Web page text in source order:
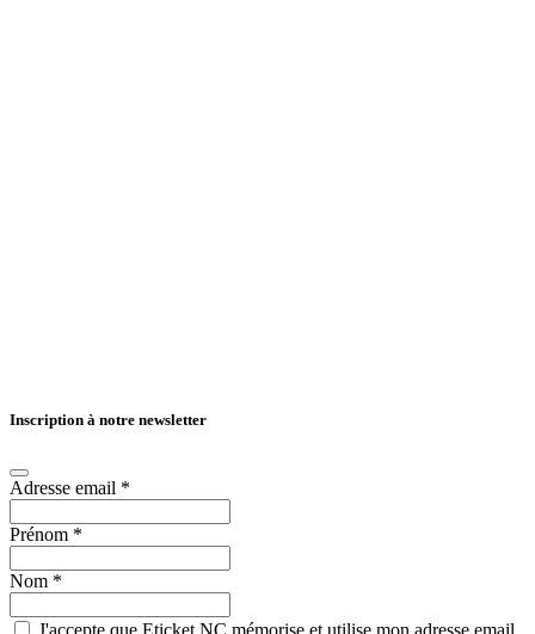
Inscription à notre newsletter
Adresse email *
Prénom *
Nom *